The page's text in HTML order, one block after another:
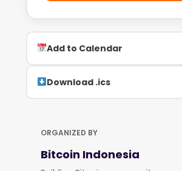
Add to Calendar
Download .ics
ORGANIZED BY
Bitcoin Indonesia